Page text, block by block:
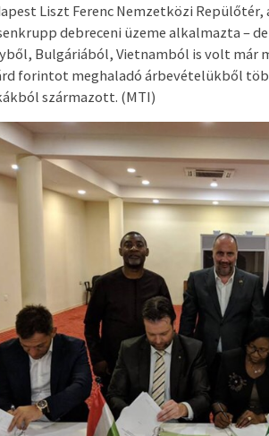
Liszt Ferenc Nemzetközi Repülőtér,
debreceni üzeme alkalmazta –
Bulgáriából, Vietnamból is volt már
forintot meghaladó árbevételükből
származott. (MTI)